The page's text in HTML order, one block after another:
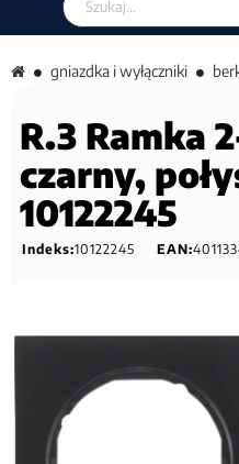
gniazdka i wyłączniki
R.3 Ramka
czarny,
10122245
Indeks:10122245 EAN: